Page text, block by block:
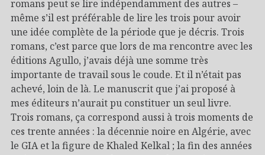
romans peut se lire indépendamment des autres –
même s’il est préférable de lire les trois pour avoir
une idée complète de la période que je décris. Trois
romans, c’est parce que lors de ma rencontre avec les
éditions Agullo, j’avais déjà une somme très
importante de travail sous le coude. Et il n’était pas
achevé, loin de là. Le manuscrit que j’ai proposé à
mes éditeurs n’aurait pu constituer un seul livre.
Trois romans, ça correspond aussi à trois moments de
ces trente années : la décennie noire en Algérie, avec
le GIA et la figure de Khaled Kelkal ; la fin des années